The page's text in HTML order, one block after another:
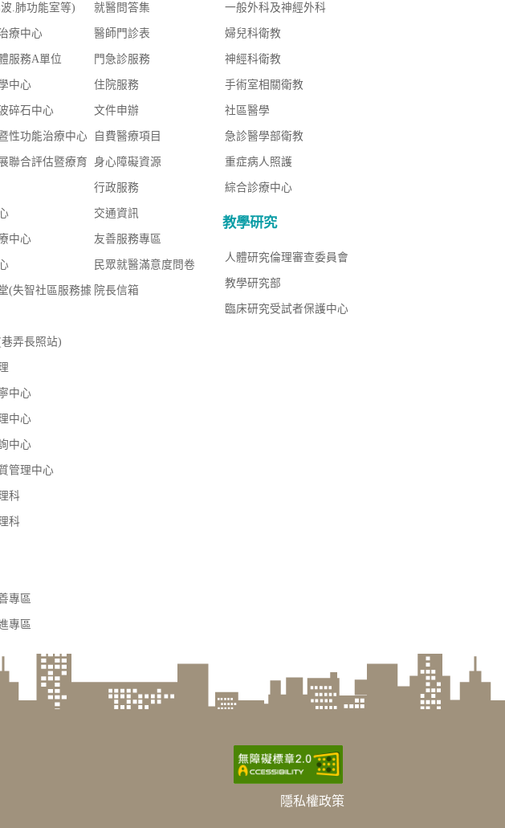
.肺功能室等)
療中心
服務A單位
中心
碎石中心
性功能治療中心
聯合評估暨療育
中心
(失智社區服務據
弄長照站)
中心
中心
中心
管理中心
科
科
專區
專區
就醫問答集
醫師門診表
門急診服務
住院服務
文件申辦
自費醫療項目
身心障礙資源
行政服務
交通資訊
友善服務專區
民眾就醫滿意度問卷
院長信箱
一般外科及神經外科
婦兒科衛教
神經科衛教
手術室相關衛教
社區醫學
急診醫學部衛教
重症病人照護
綜合診療中心
教學研究
人體研究倫理審查委員會
教學研究部
臨床研究受試者保護中心
隱私權政策